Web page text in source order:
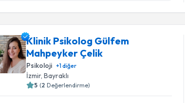
Klinik Psikolog Gülfem
Mahpeyker Çelik
Psikoloji +1diğer
İzmir, Bayraklı
5 (2 Değerlendirme)